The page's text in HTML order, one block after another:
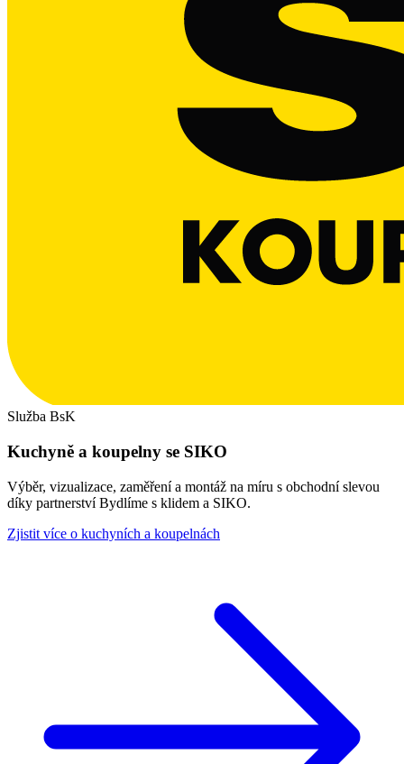
Služba BsK
Kuchyně a koupelny se SIKO
Výběr, vizualizace, zaměření a montáž na míru s obchodní slevou
díky partnerství Bydlíme s klidem a SIKO.
Zjistit více o kuchyních a koupelnách